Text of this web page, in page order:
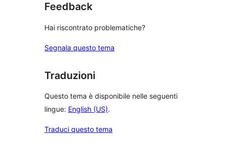
Feedback
Hai riscontrato problematiche?
Segnala questo tema
Traduzioni
Questo tema è disponibile nelle seguenti
lingue: English (US).
Traduci questo tema